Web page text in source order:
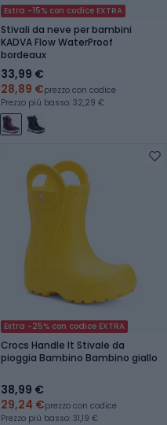
Extra -15% con codice EXTRA
Stivali da neve per bambini
KADVA Flow WaterProof
bordeaux
33,99 €
28,89 €prezzo con codice
Prezzo più basso: 32,29 €
Extra -25% con codice EXTRA
Crocs Handle It Stivale da
pioggia Bambino Bambino giallo
38,99 €
29,24 €prezzo con codice
Prezzo più basso: 31,19 €